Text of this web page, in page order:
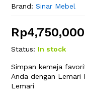
Brand: Sinar Mebel
Rp
Status: In stock
Simpan kemeja
Anda dengan Lemari
Lemari